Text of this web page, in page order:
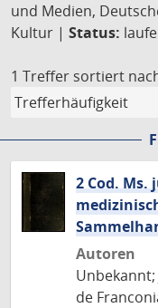
und Medien,
Kultur | Status:
1 Treffer sortiert
2 Cod. Ms.
Autoren
de